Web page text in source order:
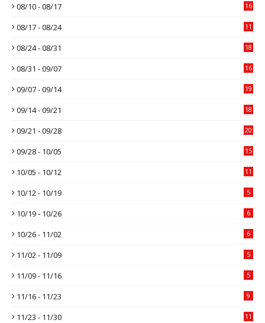
08/10 - 08/17 16
08/17 - 08/24 11
08/24 - 08/31 18
08/31 - 09/07 16
09/07 - 09/14 19
09/14 - 09/21 18
09/21 - 09/28 20
09/28 - 10/05 15
10/05 - 10/12 11
10/12 - 10/19 5
10/19 - 10/26 6
10/26 - 11/02 6
11/02 - 11/09 5
11/09 - 11/16 5
11/16 - 11/23 9
11/23 - 11/30 11